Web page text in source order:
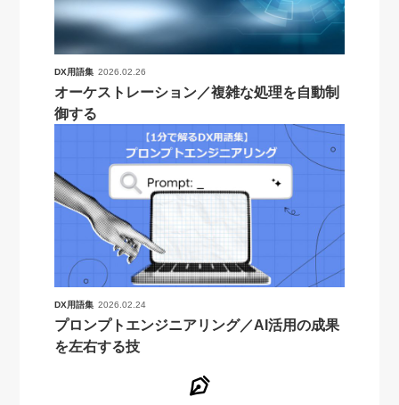
DX用語集 2026.02.26
オーケストレーション／複雑な処理を自動制
御する
DX用語集 2026.02.24
プロンプトエンジニアリング／AI活用の成果
を左右する技